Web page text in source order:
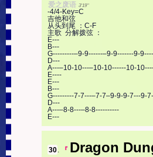
爱之废语 3'19''
-4/4-Key=C
吉他和弦
从头到尾 ：C-F
主歌  分解拨弦 ：
E---
B---
G---------–9-9------–9-9-------9-
D---
A---–10-10---–10-10------10-
E----
E---
B---
G---------7-7---–7-7–9-9-9-7---9-7-
D---
A---–8-8---–8-8----------
E---
30. 『 Dragon